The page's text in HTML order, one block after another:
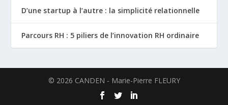
D’une startup à l’autre : la simplicité relationnelle
Parcours RH : 5 piliers de l’innovation RH ordinaire
© 2026 CANDEN - Marie-Pierre FLEURY